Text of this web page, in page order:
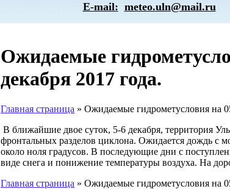
E-mail: meteo.uln@mail.ru
Ожидаемые
декабря 2017 года.
Главная страница » Ожидаемые гидрометусловия на
В ближайшие двое суток, 5-6 декабря, территория
фронтальных разделов циклона. Ожидается дождь с
около ноля градусов. В последующие дни с
виде снега и понижение температуры воздуха. На
Главная страница » Ожидаемые гидрометусловия на